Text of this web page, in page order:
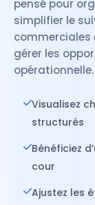
pensé pour
simplifier le
commerciales
gérer les
opérationnelle.
Visualisez
structurés
Bénéficiez
cour
Ajustez les